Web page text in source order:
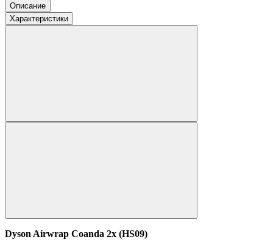
Описание
Характеристики
Dyson Airwrap Coanda 2x (HS09)